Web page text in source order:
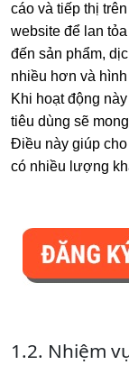
cáo và tiếp thị
website để lan
đến sản phẩm,
nhiều hơn và
Khi hoạt động
tiêu dùng sẽ
Điều này giúp
có nhiều lượng
1.2. Nhiệm